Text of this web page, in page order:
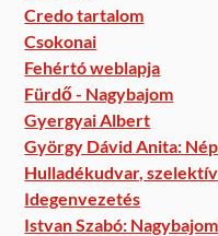
Credo tartalom
Csokonai
Fehértó weblapja
Fürdő - Nagybajom
Gyergyai Albert
György Dávid Anita:
Hulladékudvar,
Idegenvezetés
Istvan Szabó: